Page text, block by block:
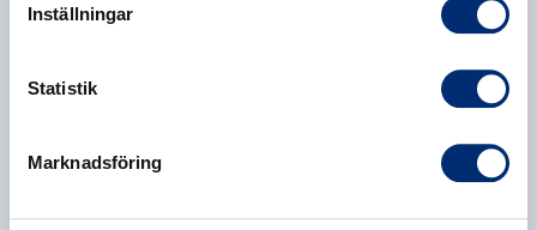
Inställningar
Statistik
Marknadsföring